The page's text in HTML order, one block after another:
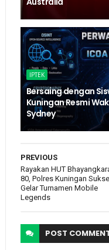
IPTEK
Bersaing dengan
Kuningan Resmi
Sydney
PREVIOUS
Rayakan HUT
80, Polres Kuningan
Gelar Turnamen Mobile
Legends
POST